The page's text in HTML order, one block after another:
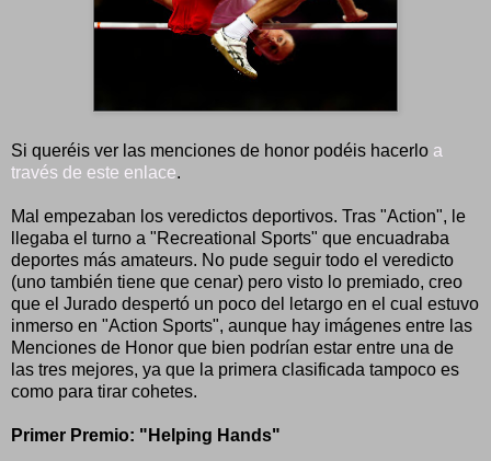
Si queréis ver las menciones de honor podéis hacerlo a
través de este enlace.
Mal empezaban los veredictos deportivos. Tras "Action", le
llegaba el turno a "Recreational Sports" que encuadraba
deportes más amateurs. No pude seguir todo el veredicto
(uno también tiene que cenar) pero visto lo premiado, creo
que el Jurado despertó un poco del letargo en el cual estuvo
inmerso en "Action Sports", aunque hay imágenes entre las
Menciones de Honor que bien podrían estar entre una de
las tres mejores, ya que la primera clasificada tampoco es
como para tirar cohetes.
Primer Premio: "Helping Hands"